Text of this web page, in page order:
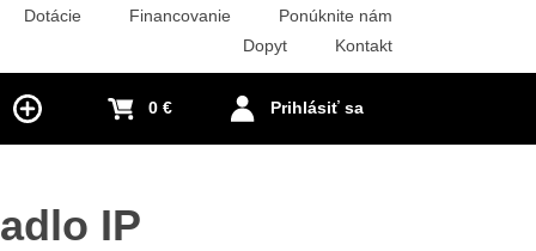
Dotácie Financovanie
Ponúknite nám
Dopyt
Kontakt
Prihlásiť sa
0 €
IP